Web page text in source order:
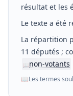
résultat et les
Le texte a été
La répartition
11 députés ;
📖non-votants
📖Les termes